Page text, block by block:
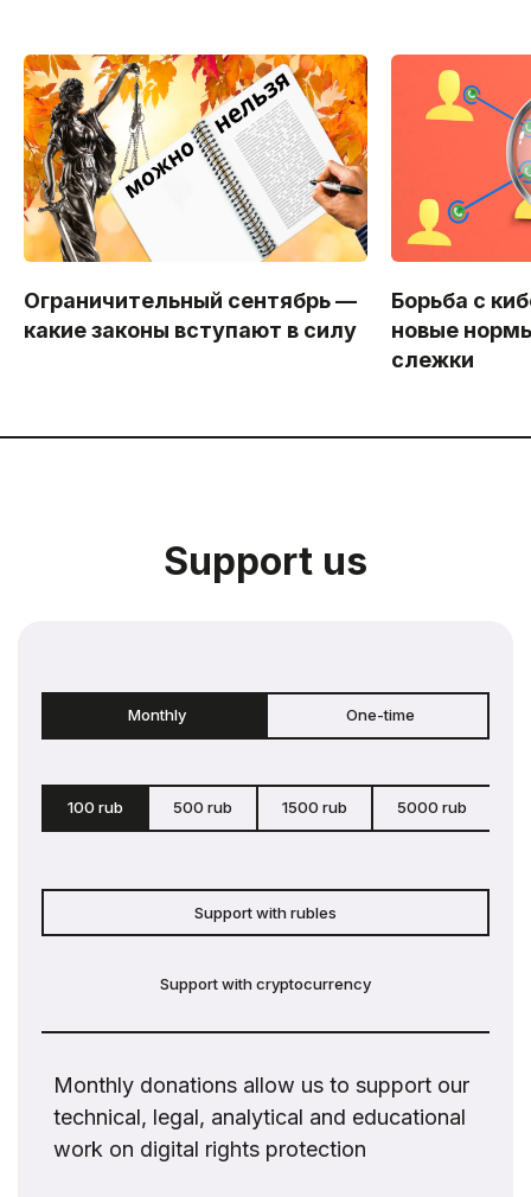
Ограничительный сентябрь —
какие законы вступают в силу
Борьба с
новые
слежки
Support us
Monthly One-time
100 rub 500 rub 1500 rub 5000 rub
Support with rubles
Support with cryptocurrency
Monthly donations allow us to support our
technical, legal, analytical and educational
work on digital rights protection